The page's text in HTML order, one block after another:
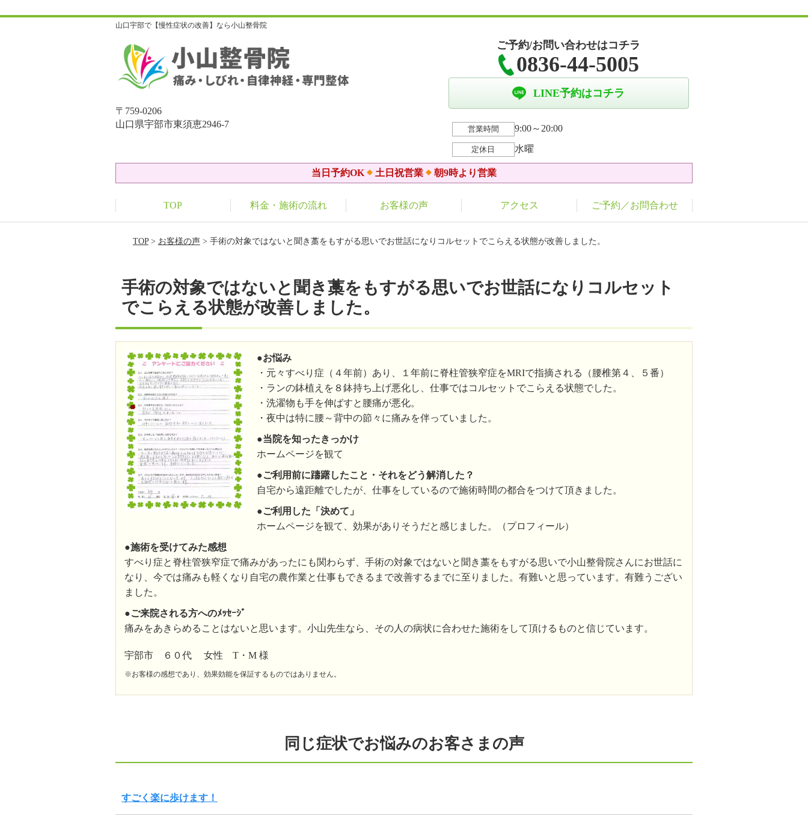
山口宇部で【慢性症状の改善】なら小山整骨院
〒759-0206
山口県宇部市東須恵2946-7
ご予約/お問い合わせはコチラ
0836-44-5005
LINE予約はコチラ
営業時間 9:00～20:00
定休日 水曜
当日予約OK 土日祝営業 朝9時より営業
TOP 料金・施術の流れ お客様の声 アクセス ご予約／お問合わせ
TOP> お客様の声> 手術の対象ではないと聞き藁をもすがる思いでお世話になりコルセットでこらえる状態が改善しました。
手術の対象ではないと聞き藁をもすがる思いでお世話になりコルセット
でこらえる状態が改善しました。
●お悩み
・元々すべり症（４年前）あり、１年前に脊柱管狭窄症をMRIで指摘される（腰椎第４、５番）
・ランの鉢植えを８鉢持ち上げ悪化し、仕事ではコルセットでこらえる状態でした。
・洗濯物も手を伸ばすと腰痛が悪化。
・夜中は特に腰～背中の節々に痛みを伴っていました。
●当院を知ったきっかけ
ホームページを観て
●ご利用前に躊躇したこと・それをどう解消した？
自宅から遠距離でしたが、仕事をしているので施術時間の都合をつけて頂きました。
●ご利用した「決めて」
ホームページを観て、効果がありそうだと感じました。（プロフィール）
●施術を受けてみた感想
すべり症と脊柱管狭窄症で痛みがあったにも関わらず、手術の対象ではないと聞き藁をもすがる思いで小山整骨院さんにお世話に
なり、今では痛みも軽くなり自宅の農作業と仕事もできるまで改善するまでに至りました。有難いと思っています。有難うござい
ました。
●ご来院される方へのﾒｯｾｰｼﾞ
痛みをあきらめることはないと思います。小山先生なら、その人の病状に合わせた施術をして頂けるものと信じています。
宇部市 ６０代 女性 T・M 様
※お客様の感想であり、効果効能を保証するものではありません。
同じ症状でお悩みのお客さまの声
すごく楽に歩けます！